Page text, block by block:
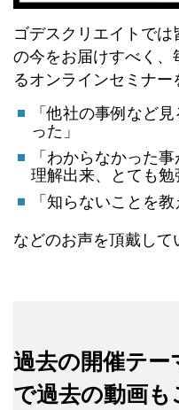
ゴデスクリエイトで
の今をお届けすべく
るオンラインセミナー
「他社の事例など
った」
「わからなかった
理解出来、とても勉
「知らないことを
などのお声を頂戴して
過去の開催テー
で過去の動画も